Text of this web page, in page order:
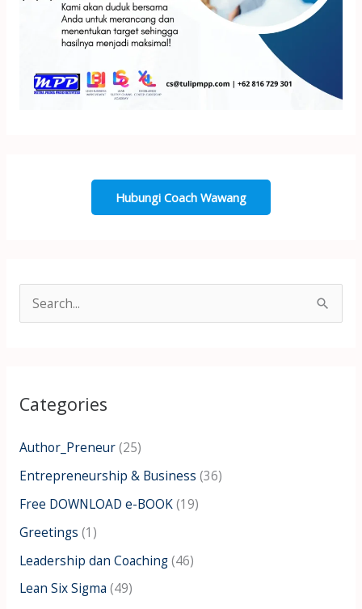
Hubungi Coach Wawang
c
f
o
r
:
Categories
Author_Preneur(25)
Entrepreneurship & Business (36)
Free DOWNLOAD e-BOOK(19)
Greetings (1)
Leadership dan Coaching(46)
Lean Six Sigma (49)